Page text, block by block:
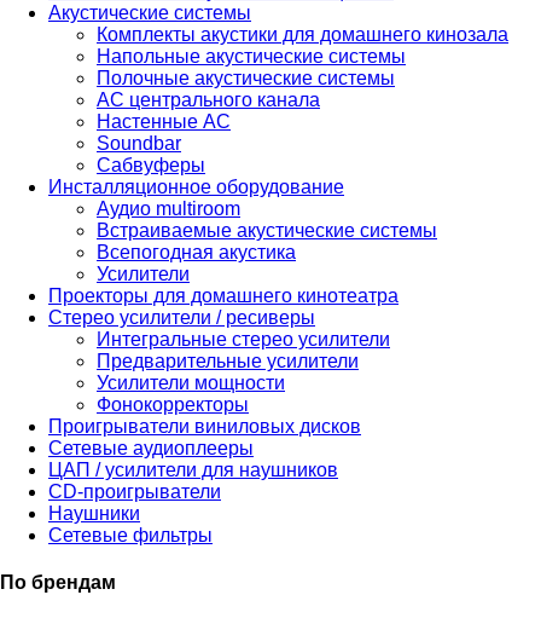
Акустические системы
Комплекты акустики для домашнего кинозала
Напольные акустические системы
Полочные акустические системы
АС центрального канала
Настенные АС
Soundbar
Сабвуферы
Инсталляционное оборудование
Аудио multiroom
Встраиваемые акустические системы
Всепогодная акустика
Усилители
Проекторы для домашнего кинотеатра
Стерео усилители / ресиверы
Интегральные стерео усилители
Предварительные усилители
Усилители мощности
Фонокорректоры
Проигрыватели виниловых дисков
Сетевые аудиоплееры
ЦАП / усилители для наушников
CD-проигрыватели
Наушники
Сетевые фильтры
По брендам